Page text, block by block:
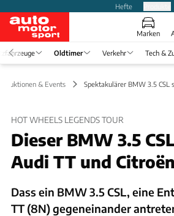
Hefte
Marken
Oldtimer Verkehr Tech &
Auktionen & Events Spektakulärer BMW 3.5 CSL
HOT WHEELS LEGENDS TOUR
Dieser BMW 3.5
Audi TT und
Dass ein BMW 3.5 CSL, eine
TT (8N) gegeneinander